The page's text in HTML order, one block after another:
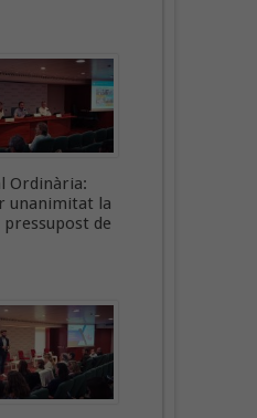
Ordinària:
unanimitat la
pressupost de